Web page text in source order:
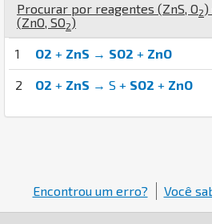
Procurar por reagentes (ZnS, O2)
(ZnO, SO2)
1 O2 + ZnS → SO2 + ZnO
2 O2 + ZnS → S + SO2 + ZnO
Encontrou um erro? Você